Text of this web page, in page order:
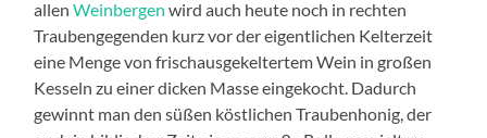
allenWeinbergen wird auch heute noch in rechten
Traubengegenden kurz vor der eigentlichen Kelterzeit
eine Menge von frischausgekeltertem Wein in großen
Kesseln zu einer dicken Masse eingekocht. Dadurch
gewinnt man den süßen köstlichen Traubenhonig, der